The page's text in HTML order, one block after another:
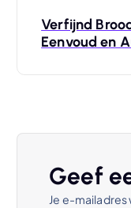
Verfijnd
Eenvoud en
Geef
Je e-